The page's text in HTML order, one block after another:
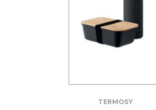
TERMOSY